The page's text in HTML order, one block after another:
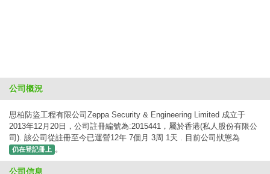
公司概況
思柏防盜工程有限公司Zeppa Security & Engineering Limited 成立于
2013年12月20日，公司註冊編號為:2015441，屬於香港(私人股份有限公
司). 該公司從註冊至今已運營12年 7個月 3周 1天 . 目前公司狀態為
仍在登記冊上 。
公司信息